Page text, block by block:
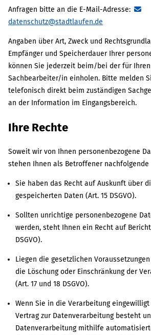
Anfragen bitte an die E-Mail-Adresse:
datenschutz@stadtlaufen.de
Angaben über Art, Zweck und
Empfänger und Speicherdauer Ihrer
können Sie jederzeit beim/bei der für Ihren
Sachbearbeiter/in einholen. Bitte melden
telefonisch direkt beim zuständigen
an der Information im Eingangsbereich.
Ihre Rechte
Soweit wir von Ihnen personenbezogene
stehen Ihnen als Betroffener nachfolgende
Sie haben das Recht auf Auskunft über
gespeicherten Daten (Art. 15 DSGVO).
Sollten unrichtige personenbezogene
werden, steht Ihnen ein Recht auf
DSGVO).
Liegen die gesetzlichen
die Löschung oder Einschränkung der
(Art. 17 und 18 DSGVO).
Wenn Sie in die Verarbeitung
Vertrag zur Datenverarbeitung besteht
Datenverarbeitung mithilfe